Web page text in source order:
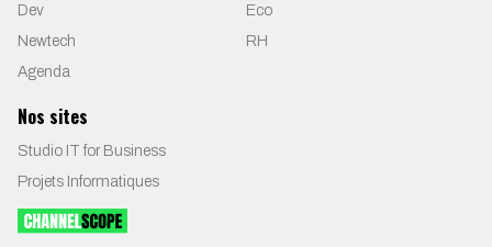
Dev
Eco
Newtech
RH
Agenda
Nos sites
Studio IT for Business
Projets Informatiques